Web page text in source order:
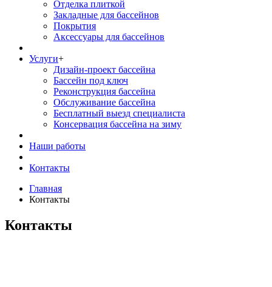
Отделка плиткой
Закладные для бассейнов
Покрытия
Аксессуары для бассейнов
Услуги+
Дизайн-проект бассейна
Бассейн под ключ
Реконструкция бассейна
Обслуживание бассейна
Бесплатный выезд специалиста
Консервация бассейна на зиму
Наши работы
Контакты
Главная
Контакты
Контакты